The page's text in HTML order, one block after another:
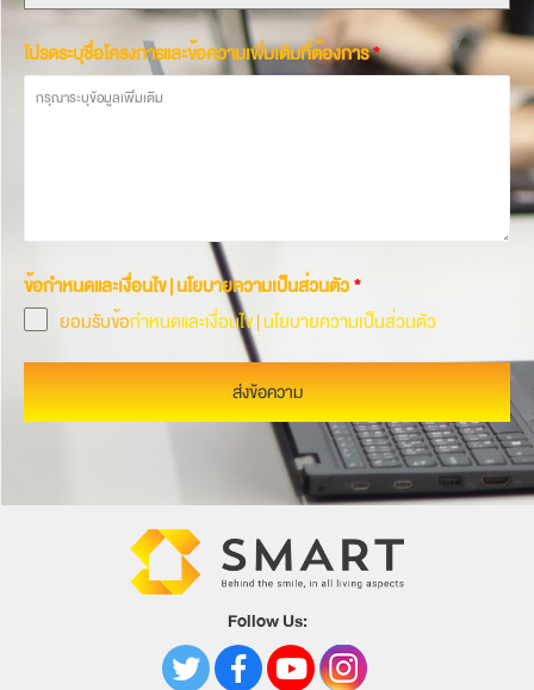
โปรดระบุชื่อโครงการและข้อความเพิ่มเติมที่ต้องการ*
ข้อกำหนดและเงื่อนไข | นโยบายความเป็นส่วนตัว*
ยอมรับข้อกำหนดและเงื่อนไข|นโยบายความเป็นส่วนตัว
ส่งข้อความ
Follow Us: